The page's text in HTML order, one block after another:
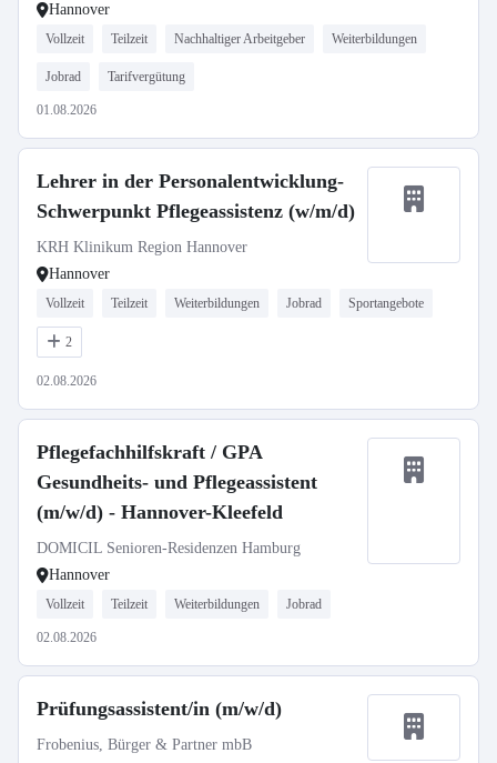
Hannover
Vollzeit Teilzeit Nachhaltiger Arbeitgeber Weiterbildungen
Jobrad Tarifvergütung
01.08.2026
Lehrer in der Personalentwicklung-
Schwerpunkt Pflegeassistenz (w/m/d)
KRH Klinikum Region Hannover
Hannover
Vollzeit Teilzeit Weiterbildungen Jobrad Sportangebote
2
02.08.2026
Pflegefachhilfskraft / GPA
Gesundheits- und Pflegeassistent
(m/w/d) - Hannover-Kleefeld
DOMICIL Senioren-Residenzen Hamburg
Hannover
Vollzeit Teilzeit Weiterbildungen Jobrad
02.08.2026
Prüfungsassistent/in (m/w/d)
Frobenius, Bürger & Partner mbB